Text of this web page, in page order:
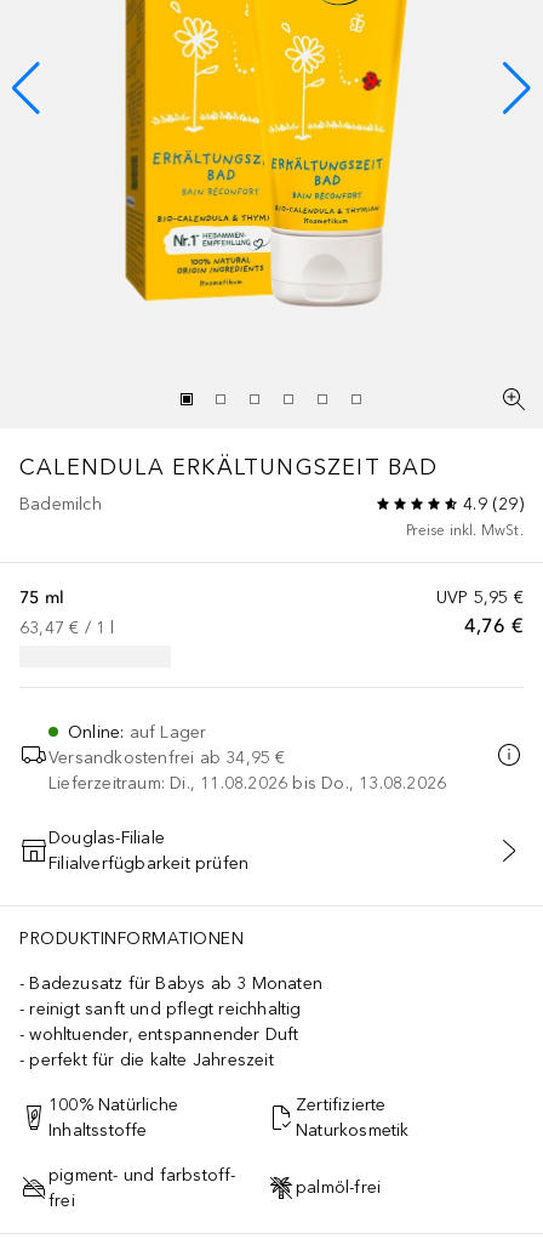
CALENDULA ERKÄLTUNGSZEIT BAD
Bademilch 4.9(29)
Preise inkl. MwSt.
UVP 5,95 €
4,76 €
75 ml
63,47 € / 1
Online: auf Lager
Versandkostenfrei ab 34,95 €
Lieferzeitraum: Di., 11.08.2026 bis Do., 13.08.2026
IN DEN WARENKORB
Douglas-Filiale
Filialverfügbarkeit prüfen
PRODUKTINFORMATIONEN
Badezusatz für Babys ab 3 Monaten
reinigt sanft und pflegt reichhaltig
wohltuender, entspannender Duft
perfekt für die kalte Jahreszeit
100% Natürliche
Inhaltsstoffe
Zertifizierte
Naturkosmetik
pigment- und farbstoff-
frei
palmöl-frei